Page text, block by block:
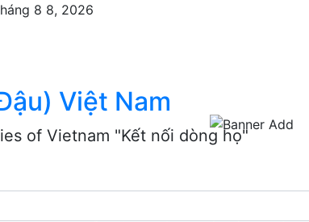
8 8, 2026
Việt Nam
of Vietnam "Kết nối dòng họ"